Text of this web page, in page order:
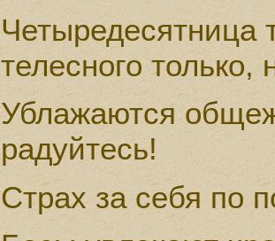
Четыредесятница
телесного
Ублажаются
радуйтесь!
Страх за себя по